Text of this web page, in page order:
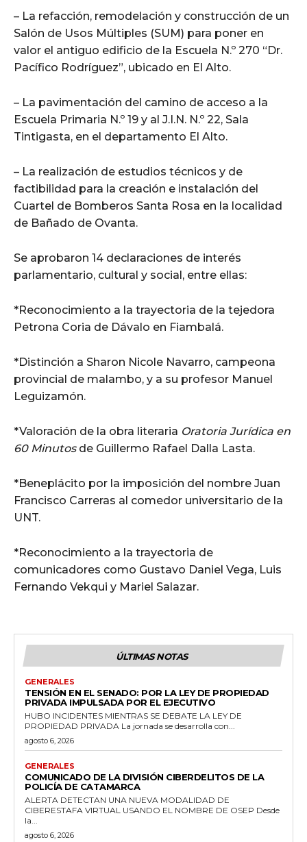
– La refacción, remodelación y construcción de un
Salón de Usos Múltiples (SUM) para poner en
valor el antiguo edificio de la Escuela N.º 270 “Dr.
Pacífico Rodríguez”, ubicado en El Alto.
– La pavimentación del camino de acceso a la
Escuela Primaria N.º 19 y al J.I.N. N.º 22, Sala
Tintigasta, en el departamento El Alto.
– La realización de estudios técnicos y de
factibilidad para la creación e instalación del
Cuartel de Bomberos Santa Rosa en la localidad
de Bañado de Ovanta.
Se aprobaron 14 declaraciones de interés
parlamentario, cultural y social, entre ellas:
*Reconocimiento a la trayectoria de la tejedora
Petrona Coria de Dávalo en Fiambalá.
*Distinción a Sharon Nicole Navarro, campeona
provincial de malambo, y a su profesor Manuel
Leguizamón.
*Valoración de la obra literaria Oratoria Jurídica en
60 Minutosde Guillermo Rafael Dalla Lasta.
*Beneplácito por la imposición del nombre Juan
Francisco Carreras al comedor universitario de la
UNT.
*Reconocimiento a la trayectoria de
comunicadores como Gustavo Daniel Vega, Luis
Fernando Vekqui y Mariel Salazar.
ÚLTIMAS NOTAS
GENERALES
TENSIÓN EN EL SENADO: POR LA LEY DE PROPIEDAD
PRIVADA IMPULSADA POR EL EJECUTIVO
HUBO INCIDENTES MIENTRAS SE DEBATE LA LEY DE
PROPIEDAD PRIVADA La jornada se desarrolla con...
agosto 6, 2026
GENERALES
COMUNICADO DE LA DIVISIÓN CIBERDELITOS DE LA
POLICÍA DE CATAMARCA
ALERTA DETECTAN UNA NUEVA MODALIDAD DE
CIBERESTAFA VIRTUAL USANDO EL NOMBRE DE OSEP Desde
la...
agosto 6, 2026